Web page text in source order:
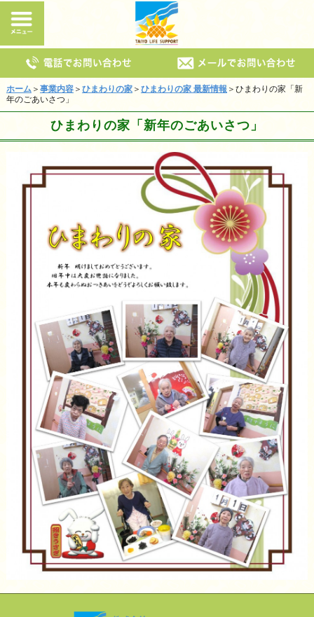
ホーム＞ 事業内容＞ ひまわりの家＞ ひまわりの家 最新情報 ＞ひまわりの家「新
年のごあいさつ」
ひまわりの家「新年のごあいさつ」